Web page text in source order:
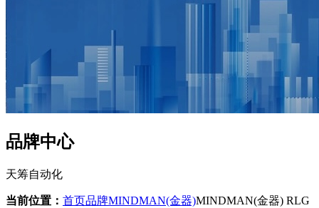
品牌中心
天筹自动化
当前位置： 首页品牌MINDMAN(金器)MINDMAN(金器) RLG